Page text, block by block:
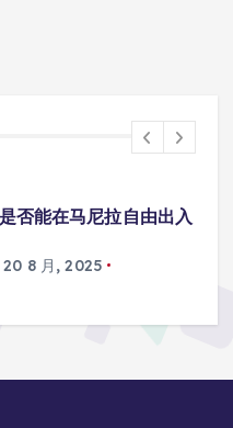
否能在马尼拉使用国际
20 8 月, 2025